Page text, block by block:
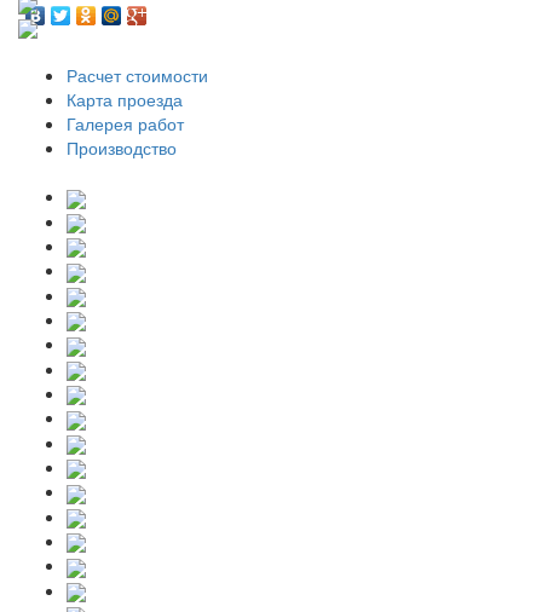
Расчет стоимости
Карта проезда
Галерея работ
Производство